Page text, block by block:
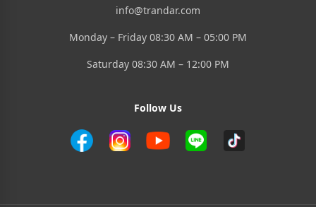
info@trandar.com
Monday – Friday 08:30 AM – 05:00 PM
Saturday 08:30 AM – 12:00 PM
Follow Us